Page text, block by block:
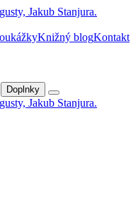
Knižný blogKontakt
Doplnky